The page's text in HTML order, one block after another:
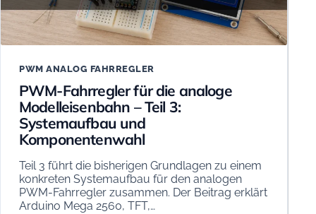
PWM ANALOG FAHRREGLER
PWM-Fahrregler für die analoge
Modelleisenbahn – Teil 3:
Systemaufbau und
Komponentenwahl
Teil 3 führt die bisherigen Grundlagen zu einem
konkreten Systemaufbau für den analogen
PWM-Fahrregler zusammen. Der Beitrag erklärt
Arduino Mega 2560, TFT,…